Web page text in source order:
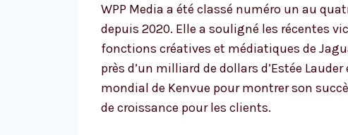
WPP Media a été classé numéro un au
depuis 2020. Elle a souligné les récentes
fonctions créatives et médiatiques de
près d’un milliard de dollars d’Estée
mondial de Kenvue pour montrer son
de croissance pour les clients.